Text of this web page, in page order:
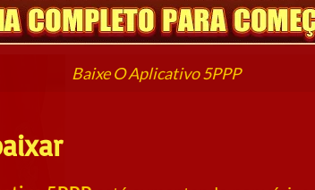
Baixe O Aplicativo 5PPP